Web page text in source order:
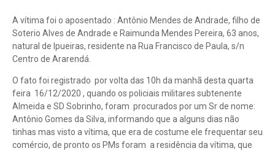
A vítima foi o aposentado : Antônio Mendes de Andrade, filho de
Soterio Alves de Andrade e Raimunda Mendes Pereira, 63 anos,
natural de Ipueiras, residente na Rua Francisco de Paula, s/n
Centro de Ararendá.
O fato foi registrado por volta das 10h da manhã desta quarta
feira 16/12/2020 , quando os policiais militares subtenente
Almeida e SD Sobrinho, foram procurados por um Sr de nome:
Antônio Gomes da Silva, informando que a alguns dias não
tinhas mas visto a vítima, que era de costume ele frequentar seu
comércio, de pronto os PMs foram a residência da vítima, que